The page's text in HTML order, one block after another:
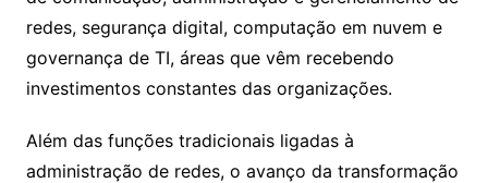
redes, segurança digital, computação em nuvem e
governança de TI, áreas que vêm recebendo
investimentos constantes das organizações.
Além das funções tradicionais ligadas à
administração de redes, o avanço da transformação